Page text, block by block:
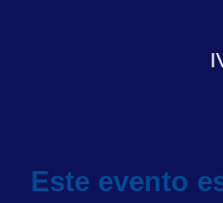
Este evento